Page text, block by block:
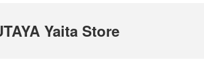
Yaita Store